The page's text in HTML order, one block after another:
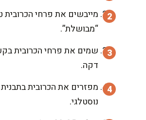
מייבשים את פרחי הכרובית
“מבושלת”.
שמים את פרחי הכרובית
דקה.
מפזרים את הכרובית
נוסטלגי.